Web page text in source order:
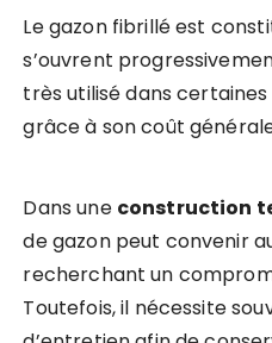
Le gazon fibrillé est
s’ouvrent
très utilisé dans
grâce à son coût
Dans une construction
de gazon peut convenir
recherchant un
Toutefois, il nécessite